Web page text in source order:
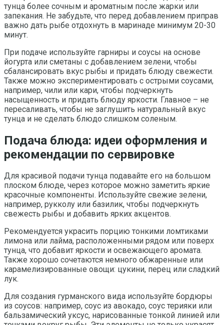
тунца более сочным и ароматным после жарки или
запекания. Не забудьте, что перед добавлением приправ
важно дать рыбе отдохнуть в маринаде минимум 20-30
минут.
При подаче используйте гарниры и соусы на основе
йогурта или сметаны с добавлением зелени, чтобы
сбалансировать вкус рыбы и придать блюду свежести.
Также можно экспериментировать с острыми соусами,
например, чили или кари, чтобы подчеркнуть
насыщенность и придать блюду яркости. Главное – не
пересаливать, чтобы не заглушить натуральный вкус
тунца и не сделать блюдо слишком соленым.
Подача блюда: идеи оформления и
рекомендации по сервировке
Для красивой подачи тунца подавайте его на большом
плоском блюде, через которое можно заметить яркие
красочные компоненты. Используйте свежие зелени,
например, рукколу или базилик, чтобы подчеркнуть
свежесть рыбы и добавить ярких акцентов.
Рекомендуется украсить порцию тонкими ломтиками
лимона или лайма, расположенными рядом или поверх
тунца, что добавит яркости и освежающего аромата.
Также хорошо сочетаются немного обжаренные или
карамелизированные овощи: цукини, перец или сладкий
лук.
Для создания гурманского вида используйте бордюры
из соусов: например, соус из авокадо, соус терияки или
бальзамический уксус, нарисованные тонкой линией или